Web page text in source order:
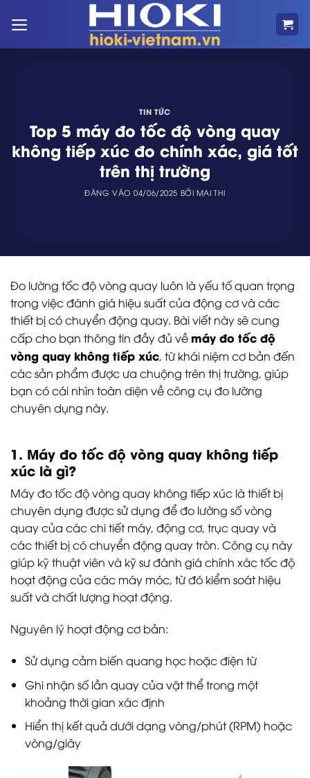
qua
TIN TỨC
Top 5 máy đo tốc độ vòng quay
không tiếp xúc đo chính xác, giá tốt
trên thị trường
ĐĂNG VÀO04/06/2025 BỞI MAI THI
Đo lường tốc độ vòng quay luôn là yếu tố quan trọng
trong việc đánh giá hiệu suất của động cơ và các
thiết bị có chuyển động quay. Bài viết này sẽ cung
cấp cho bạn thông tin đầy đủ về máy đo tốc độ
vòng quay không tiếp xúc, từ khái niệm cơ bản đến
các sản phẩm được ưa chuộng trên thị trường, giúp
bạn có cái nhìn toàn diện về công cụ đo lường
chuyên dụng này.
1. Máy đo tốc độ vòng quay không tiếp
xúc là gì?
Máy đo tốc độ vòng quay không tiếp xúc là thiết bị
chuyên dụng được sử dụng để đo lường số vòng
quay của các chi tiết máy, động cơ, trục quay và
các thiết bị có chuyển động quay tròn. Công cụ này
giúp kỹ thuật viên và kỹ sư đánh giá chính xác tốc độ
hoạt động của các máy móc, từ đó kiểm soát hiệu
suất và chất lượng hoạt động.
Nguyên lý hoạt động cơ bản:
Sử dụng cảm biến quang học hoặc điện từ
Ghi nhận số lần quay của vật thể trong một
khoảng thời gian xác định
Hiển thị kết quả dưới dạng vòng/phút (RPM) hoặc
vòng/giây